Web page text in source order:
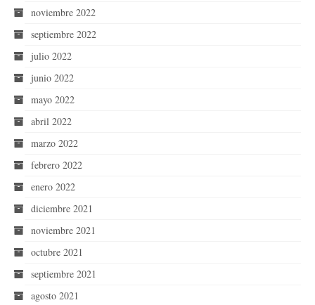
noviembre 2022
septiembre 2022
julio 2022
junio 2022
mayo 2022
abril 2022
marzo 2022
febrero 2022
enero 2022
diciembre 2021
noviembre 2021
octubre 2021
septiembre 2021
agosto 2021